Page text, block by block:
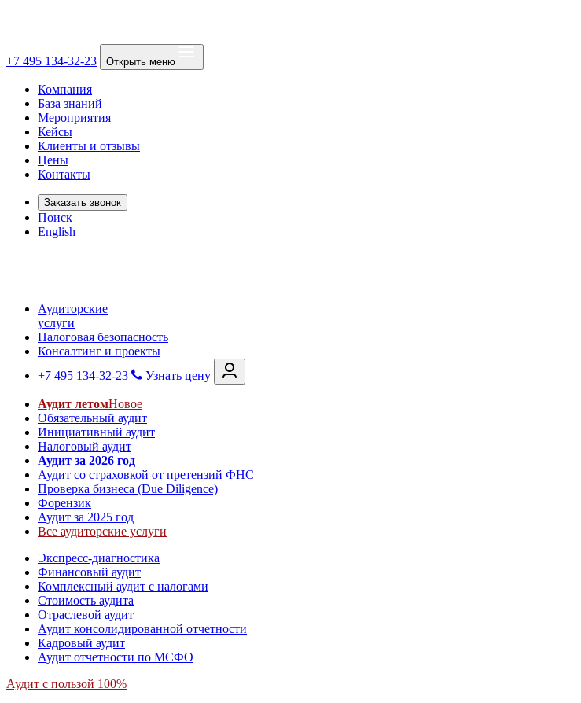
+7 495 134-32-23 Открыть меню
Компания
База знаний
Мероприятия
Кейсы
Клиенты и отзывы
Цены
Контакты
Заказать звонок
Поиск
English
Аудиторские
услуги
Налоговая безопасность
Консалтинг и проекты
+7 495 134-32-23
Узнать цену
Аудит летомНовое
Обязательный аудит
Инициативный аудит
Налоговый аудит
Аудит за 2026 год
Аудит со страховкой от претензий ФНС
Проверка бизнеса (Due Diligence)
Форензик
Аудит за 2025 год
Все аудиторские услуги
Экспресс-диагностика
Финансовый аудит
Комплексный аудит с налогами
Стоимость аудита
Отраслевой аудит
Аудит консолидированной отчетности
Кадровый аудит
Аудит отчетности по МСФО
Аудит с пользой 100%